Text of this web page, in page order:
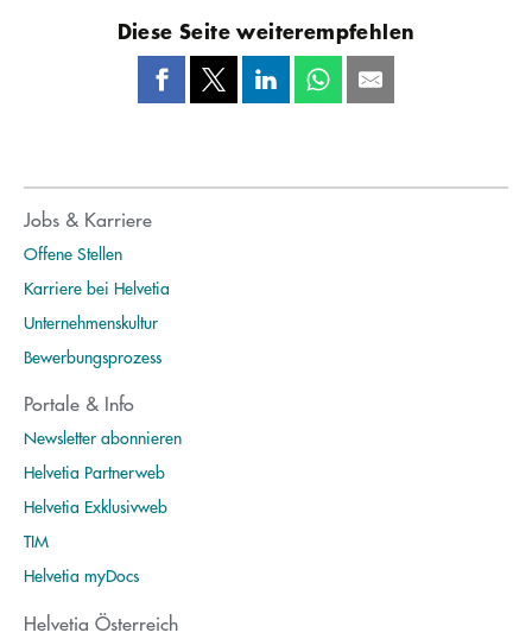
Diese Seite weiterempfehlen
Jobs & Karriere
Offene Stellen
Karriere bei Helvetia
Unternehmenskultur
Bewerbungsprozess
Portale & Info
Newsletter abonnieren
Helvetia Partnerweb
Helvetia Exklusivweb
TIM
Helvetia myDocs
Helvetia Österreich